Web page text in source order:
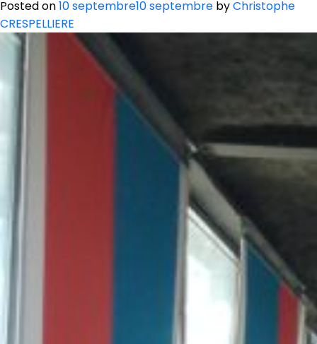
Posted on10 septembre10 septembre byChristophe
CRESPELLIERE